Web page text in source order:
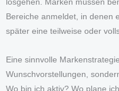
losgehen. Marken müssen
Bereiche anmeldet, in denen
später eine teilweise oder
Eine sinnvolle
Wunschvorstellungen,
Wo bin ich aktiv? Wo plane